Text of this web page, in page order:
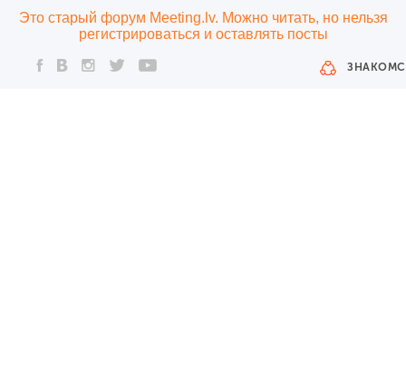
Это старый форум Meeting.lv. Можно читать, но нельзя
регистрироваться и оставлять посты